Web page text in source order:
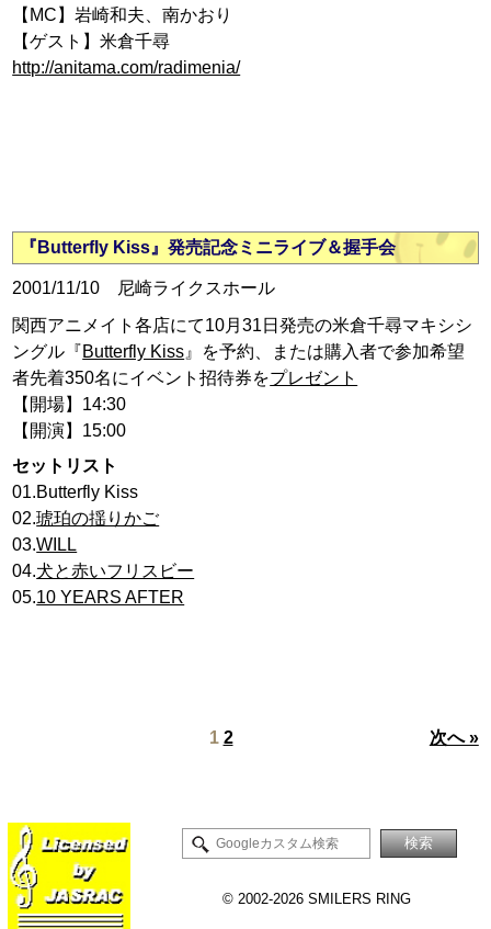
【MC】岩崎和夫、南かおり
【ゲスト】米倉千尋
http://anitama.com/radimenia/
『Butterfly Kiss』発売記念ミニライブ＆握手会
2001/11/10 尼崎ライクスホール
関西アニメイト各店にて10月31日発売の米倉千尋マキシシ
ングル『Butterfly Kiss 』を予約、または購入者で参加希望
者先着350名にイベント招待券をプレゼント
【開場】14:30
【開演】15:00
セットリスト
01.Butterfly Kiss
02.琥珀の揺りかご
03.WILL
04.犬と赤いフリスビー
05.10 YEARS AFTER
1 2 次へ »
© 2002-2026 SMILERS RING